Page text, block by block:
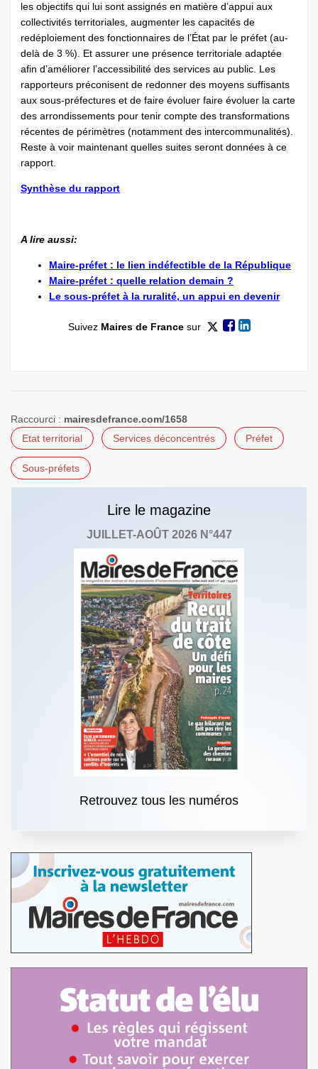
les objectifs qui lui sont assignés en matière d’appui aux
collectivités territoriales, augmenter les capacités de
redéploiement des fonctionnaires de l’État par le préfet (au-
delà de 3 %). Et assurer une présence territoriale adaptée
afin d’améliorer l’accessibilité des services au public. Les
rapporteurs préconisent de redonner des moyens suffisants
aux sous-préfectures et de faire évoluer faire évoluer la carte
des arrondissements pour tenir compte des transformations
récentes de périmètres (notamment des intercommunalités).
Reste à voir maintenant quelles suites seront données à ce
rapport.
Synthèse du rapport
A lire aussi:
Maire-préfet : le lien indéfectible de la République
Maire-préfet : quelle relation demain ?
Le sous-préfet à la ruralité, un appui en devenir
Suivez Maires de Francesur
Raccourci : mairesdefrance.com/1658
Etat territorial
Services déconcentrés Préfet
Sous-préfets
Lire le magazine
JUILLET-AOÛT 2026 N°447
Retrouvez tous les numéros